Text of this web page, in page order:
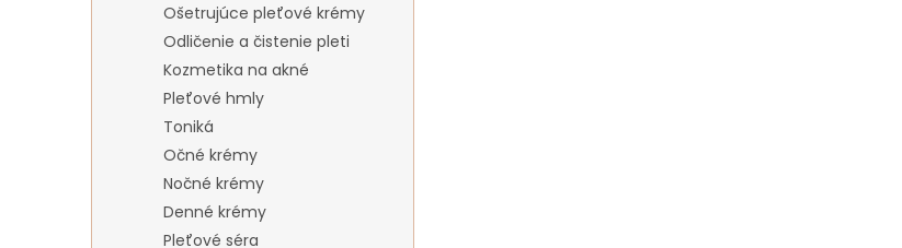
Ošetrujúce pleťové krémy
Odličenie a čistenie pleti
Kozmetika na akné
Pleťové hmly
Toniká
Očné krémy
Nočné krémy
Denné krémy
Pleťové séra